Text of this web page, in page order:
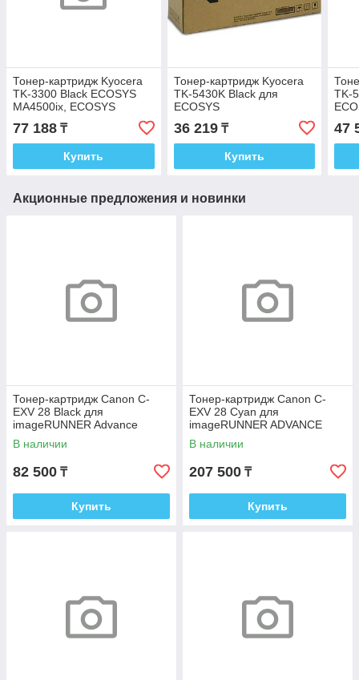
Тонер-картридж Kyocera
TK-3300 Black ECOSYS
MA4500ix, ECOSYS
MA4500ifx 1T0C100NL0
77 188 ₸
Купить
Тонер-картридж Kyocera
TK-5430K Black для
ECOSYS
PA2100cx/PA2100cwx/MA2100cfx/
1T0C0A0NL1
36 219₸
Купить
TK-
47
Акционные предложения и новинки
Тонер-картридж Canon C-
EXV 28 Black для
imageRUNNER Advance
C5045/C5051/C5250/C5255
2789B002
В наличии
82 500 ₸
Купить
Тонер-картридж Canon C-
EXV 28 Cyan для
imageRUNNER ADVANCE
C5000 2793B002
В наличии
207 500 ₸
Купить